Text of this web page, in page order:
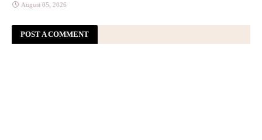
August 05, 2026
POST A COMMENT